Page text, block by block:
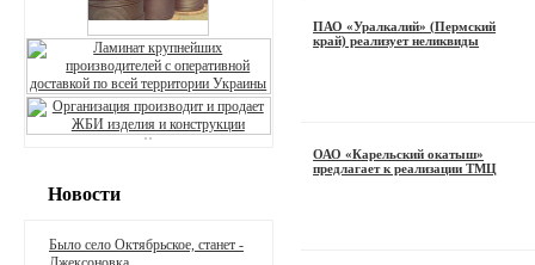
ПАО «Уралкалий» (Пермский
край) реализует неликвиды
ОАО «Карельский окатыш»
предлагает к реализации ТМЦ
Новости
Было село Октябрьское, станет -